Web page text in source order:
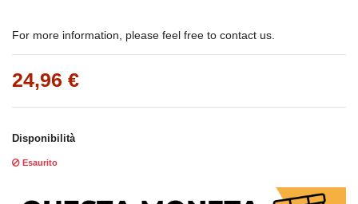
For more information, please feel free to contact us.
24,96 €
Disponibilità
Esaurito